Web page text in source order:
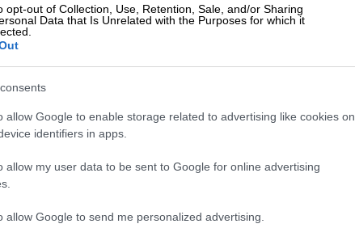
opt-out of Collection, Use, Retention, Sale, and/or Sharing
Data that Is Unrelated with the Purposes for which it
allow Google to enable storage related to advertising like cookies on
identifiers in apps.
allow my user data to be sent to Google for online advertising
allow Google to send me personalized advertising.
της ΕΛΑΣ έλαβε κλήση γιαπεριστατικό
τα μεσάνυχτα της περασμένης Πέμπτης
Οδηγήθηκε στις εισαγγελικές αρχές
σωματική βλάβη και
του.
Βίντεο ντοκουμέντο από τη
με την Greek Mafia ερευνά η